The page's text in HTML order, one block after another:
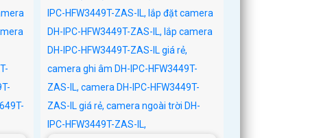
chiều rõ ràng, cùng khe cắm thẻ nhớ
hạn, thiết kế chuẩn IP67 chống bụi
nước, cấp nguồn POE